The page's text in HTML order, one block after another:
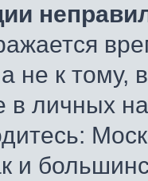
не к тому,
в личных
и